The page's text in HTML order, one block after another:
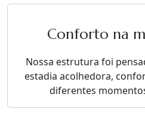
Conforto na
Nossa estrutura foi
estadia acolhedora,
diferentes